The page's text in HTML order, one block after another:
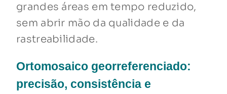
grandes áreas em tempo reduzido,
sem abrir mão da qualidade e da
rastreabilidade.
Ortomosaico georreferenciado:
precisão, consistência e